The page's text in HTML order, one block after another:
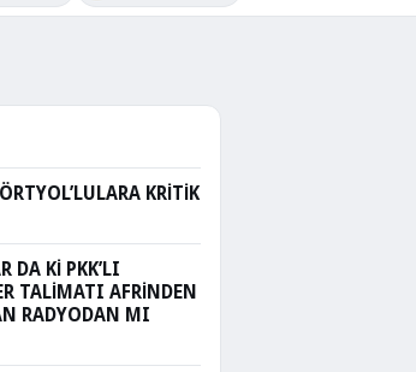
KRİTİK
DA Kİ PKK’LI
TALİMATI AFRİNDEN
RADYODAN MI